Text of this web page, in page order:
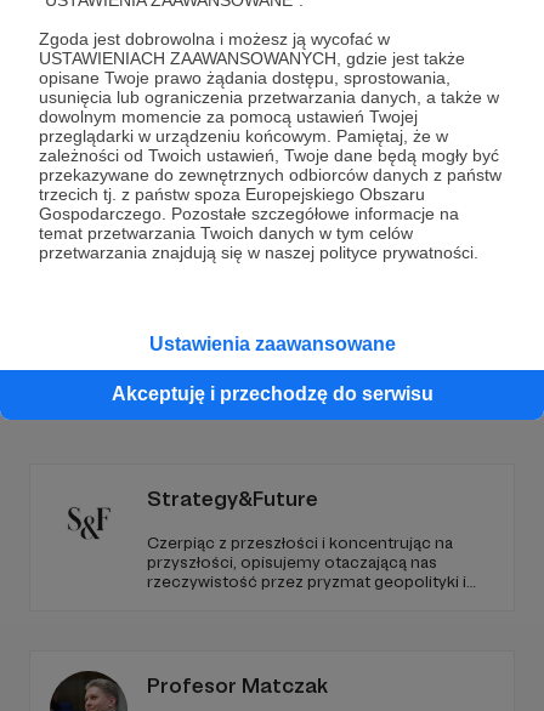
Zgoda jest dobrowolna i możesz ją wycofać w
USTAWIENIACH ZAAWANSOWANYCH, gdzie jest także
opisane Twoje prawo żądania dostępu, sprostowania,
usunięcia lub ograniczenia przetwarzania danych, a także w
dowolnym momencie za pomocą ustawień Twojej
przeglądarki w urządzeniu końcowym. Pamiętaj, że w
zależności od Twoich ustawień, Twoje dane będą mogły być
przekazywane do zewnętrznych odbiorców danych z państw
trzecich tj. z państw spoza Europejskiego Obszaru
Gospodarczego. Pozostałe szczegółowe informacje na
temat przetwarzania Twoich danych w tym celów
przetwarzania znajdują się w naszej polityce prywatności.
Ustawienia zaawansowane
Akceptuję i przechodzę do serwisu
Dołącz do grona Patronów!
Wesprzyj działalność AutoraMarcin Ogdowskijuż
teraz!
Zostań Patronem
Promowani autorzy
Strategy&Future
Czerpiąc z przeszłości i koncentrując na
przyszłości, opisujemy otaczającą nas
rzeczywistość przez pryzmat geopolityki i
Profesor Matczak